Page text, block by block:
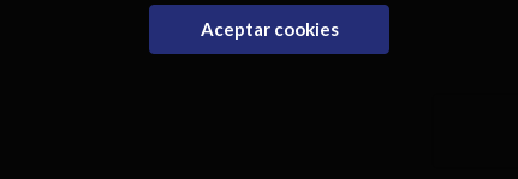
Aceptar cookies